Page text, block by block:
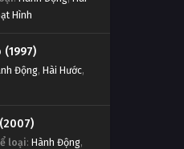
Hình
(1997)
Động, Hài Hước,
loại: Hành Động,